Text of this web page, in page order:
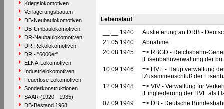
Kriegslokomotiven
Verlagerungsbauten
DB-Neubaulokomotiven
DB-Umbaulokomotiven
DR-Neubaulokomotiven
DR-Rekolokomotiven
DR - "6000er"
ELNA-Lokomotiven
Industrielokomotiven
Feuerlose Lokomotiven
Sonderkonstruktionen
SAAR (1920 - 1935)
DB-Bestand 1968
Lebenslauf
__.__.1940
Auslieferung an DRB -
21.05.1940
Abnahme
20.08.1945
=> RBGD - Reichsbahn-
[Eisenbahnverwaltung der
10.09.1946
=> HVE - Hauptverwaltung
[Zusammenschluß der
12.09.1948
=> VfV - Verwaltung für
[Eingliederung der HVE als
07.09.1949
=> DB - Deutsche